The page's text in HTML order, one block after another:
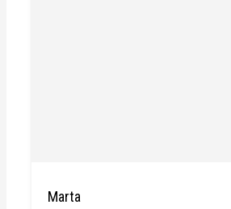
Marta